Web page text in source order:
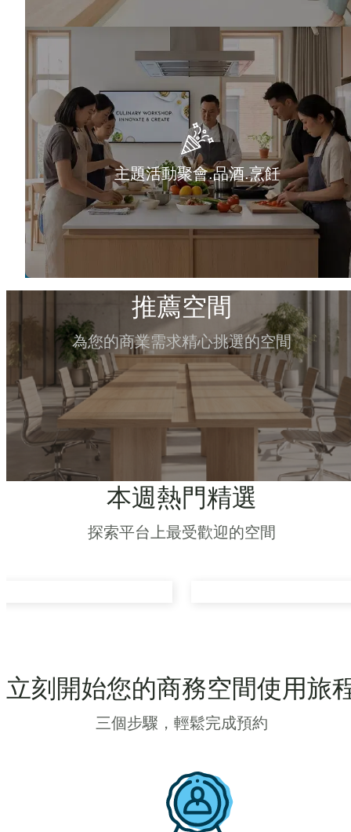
主題活動聚會.品酒.烹飪
推薦空間
為您的商業需求精心挑選的空間
本週熱門精選
探索平台上最受歡迎的空間
立刻開始您的商務空間使用旅
三個步驟，輕鬆完成預約